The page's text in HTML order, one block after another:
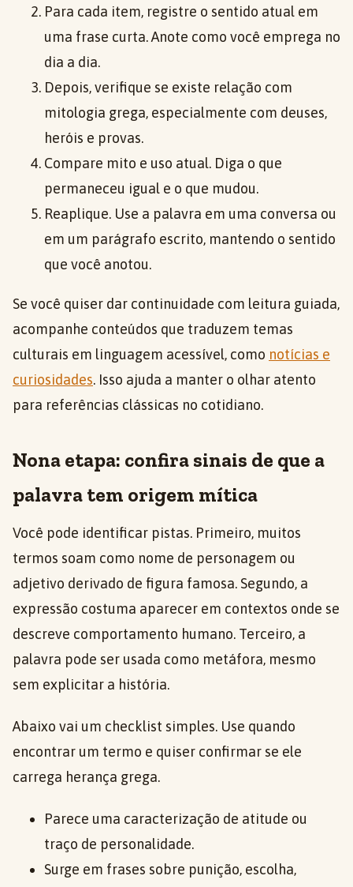
Para cada item, registre o sentido atual em
uma frase curta. Anote como você emprega no
dia a dia.
Depois, verifique se existe relação com
mitologia grega, especialmente com deuses,
heróis e provas.
Compare mito e uso atual. Diga o que
permaneceu igual e o que mudou.
Reaplique. Use a palavra em uma conversa ou
em um parágrafo escrito, mantendo o sentido
que você anotou.
Se você quiser dar continuidade com leitura guiada,
acompanhe conteúdos que traduzem temas
culturais em linguagem acessível, como notícias e
curiosidades. Isso ajuda a manter o olhar atento
para referências clássicas no cotidiano.
Nona etapa: confira sinais de que a
palavra tem origem mítica
Você pode identificar pistas. Primeiro, muitos
termos soam como nome de personagem ou
adjetivo derivado de figura famosa. Segundo, a
expressão costuma aparecer em contextos onde se
descreve comportamento humano. Terceiro, a
palavra pode ser usada como metáfora, mesmo
sem explicitar a história.
Abaixo vai um checklist simples. Use quando
encontrar um termo e quiser confirmar se ele
carrega herança grega.
Parece uma caracterização de atitude ou
traço de personalidade.
Surge em frases sobre punição, escolha,